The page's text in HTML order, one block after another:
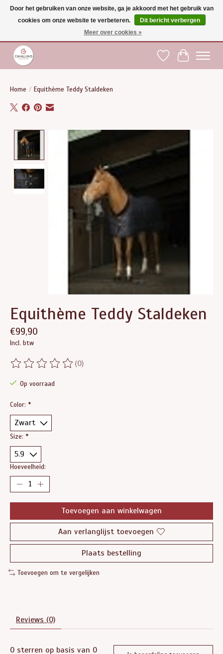
Gratis verzending vanaf €75 binnen BE - vanaf €100 naar EU | Voor 17:00 besteld is
dezelfde dag verzonden | Klantendienst: +32 (0)51 21 27 00 |
Verlanglijst
Home / Equithème Teddy Staldeken
Product image slideshow Items
Equithème Teddy Staldeken
€99,90
Incl. btw
De beoordeling van dit product is
(0)
Op voorraad
Color: *
Size: *
Hoeveelheid:
Toevoegen aan winkelwagen
Aan verlanglijst toevoegen
Plaats bestelling
Toevoegen om te vergelijken
Reviews (0)
0 sterren op basis van 0
Door het gebruiken van onze website, ga je akkoord met het gebruik van
cookies om onze website te verbeteren.
Dit bericht verbergen
Meer over cookies »